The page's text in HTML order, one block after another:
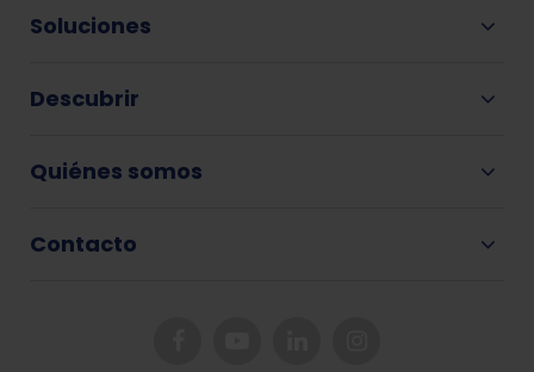
Soluciones
Descubrir
Quiénes somos
Contacto